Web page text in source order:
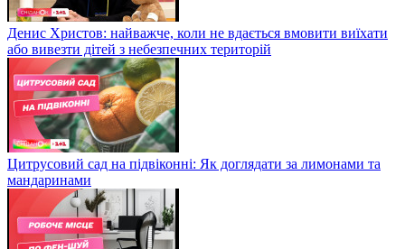
Денис Христов: найважче, коли не вдається вмовити виїхати
або вивезти дітей з небезпечних територій
Цитрусовий сад на підвіконні: Як доглядати за лимонами та
мандаринами